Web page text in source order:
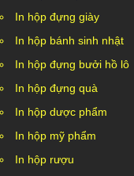
In hộp đựng giày
In hộp bánh sinh nhật
In hộp đựng bưởi hồ lô
In hộp đựng quà
In hộp dược phẩm
In hộp mỹ phẩm
In hộp rượu